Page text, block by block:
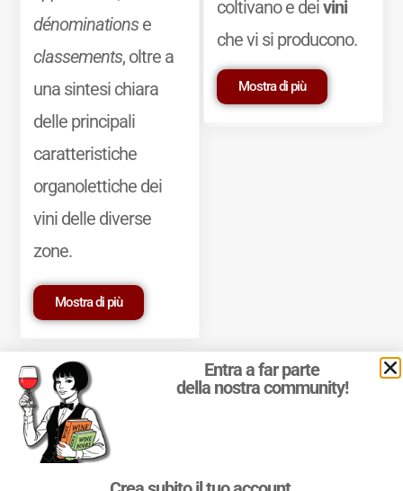
dénominationse
classements, oltre a
una sintesi chiara
delle principali
caratteristiche
organolettiche dei
vini delle diverse
zone.
Mostra di più
coltivano e deivini
che vi si producono.
Mostra di più
Marchio Reg. | P.IVA 03921390245
Entra a far parte
della nostra community!